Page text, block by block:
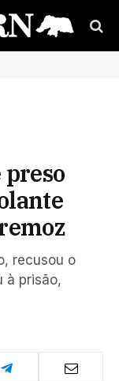
recusou o
à prisão,